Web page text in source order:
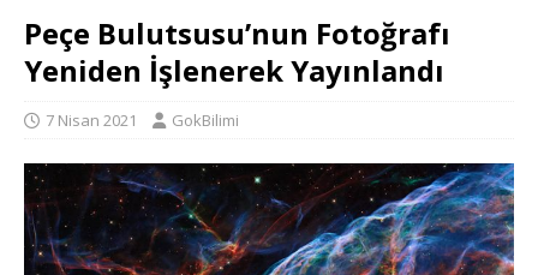
Peçe Bulutsusu’nun Fotoğrafı
Yeniden İşlenerek Yayınlandı
7 Nisan 2021 GokBilimi